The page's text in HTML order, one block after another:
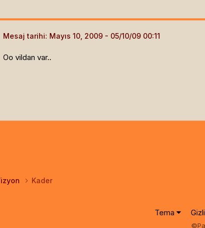
Mesaj tarihi: Mayıs 10, 2009
Oo vildan var..
Kader
Tema